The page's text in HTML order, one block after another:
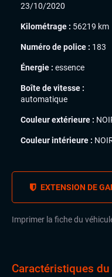
23/10/2020
Kilométrage : 56219 km
Numéro de police : 183
Énergie : essence
Boîte de vitesse :
automatique
Couleur extérieure :
Couleur intérieure :
EXTENSION DE
Imprimer la fiche du
Caractéristiques